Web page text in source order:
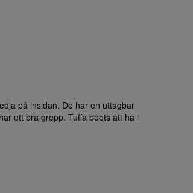
på insidan. De har en uttagbar
ett bra grepp. Tuffa boots att ha i